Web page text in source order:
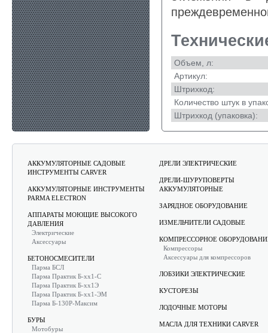
Объем, л:
Артикул:
Штрихкод:
Количество штук в
Штрихкод (упаковка):
АККУМУЛЯТОРНЫЕ САДОВЫЕ
ИНСТРУМЕНТЫ CARVER
АККУМУЛЯТОРНЫЕ ИНСТРУМЕНТЫ
PARMA ELECTRON
АППАРАТЫ МОЮЩИЕ ВЫСОКОГО
ДАВЛЕНИЯ
Электрические
Аксессуары
БЕТОНОСМЕСИТЕЛИ
Парма БСЛ
Парма Практик Б-хх1-С
Парма Практик Б-хх1Э
Парма Практик Б-хх1-ЭМ
Парма Б-130Р-Максим
БУРЫ
Мотобуры
ДРЕЛИ ЭЛЕКТРИЧЕСКИЕ
ДРЕЛИ-ШУРУПОВЕРТЫ
АККУМУЛЯТОРНЫЕ
ЗАРЯДНОЕ ОБОРУДОВАНИЕ
ИЗМЕЛЬЧИТЕЛИ САДОВЫЕ
КОМПРЕССОРНОЕ
Компрессоры
Аксессуары для компрессоров
ЛОБЗИКИ ЭЛЕКТРИЧЕСКИЕ
КУСТОРЕЗЫ
ЛОДОЧНЫЕ МОТОРЫ
МАСЛА ДЛЯ ТЕХНИКИ CARVER